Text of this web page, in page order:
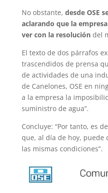
No obstante, desde OSE
aclarando que la
ver con la resolucióndel
El texto de dos párrafos
trascendidos de prensa
de actividades de una
de Canelones, OSE en
a la empresa la
suministro de agua”.
Concluye: “Por tanto, es
que, al día de hoy, puede
las mismas condiciones”.